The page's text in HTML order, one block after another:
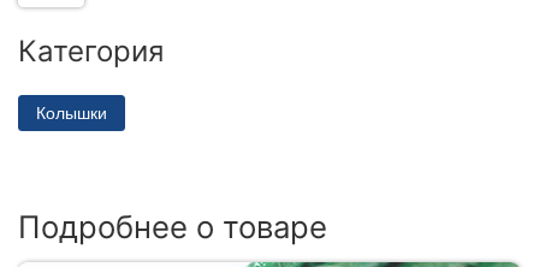
Категория
Колышки
Подробнее о товаре